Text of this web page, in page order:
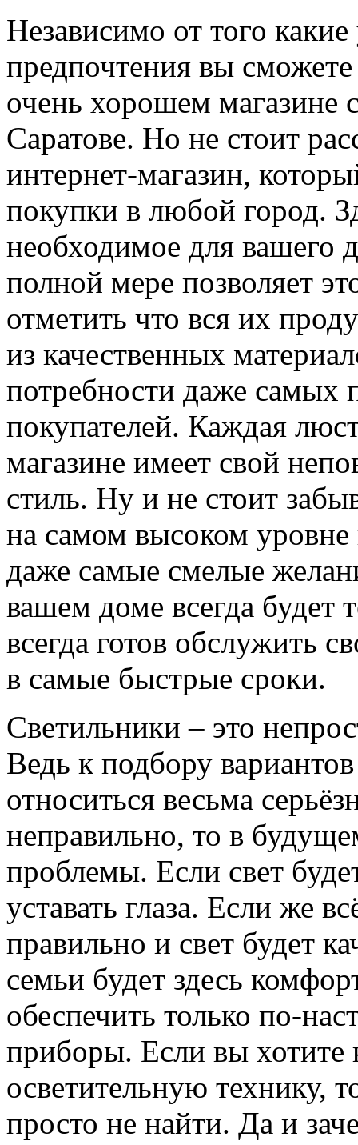
Независимо от того
предпочтения вы
очень хорошем магазине
Саратове. Но не стоит
интернет-магазин,
покупки в любой город.
необходимое для вашего
полной мере позволяет
отметить что вся их
из качественных
потребности даже самых
покупателей. Каждая
магазине имеет свой
стиль. Ну и не стоит
на самом высоком уровне
даже самые смелые
вашем доме всегда будет
всегда готов обслужить
в самые быстрые сроки.
Светильники – это
Ведь к подбору
относиться весьма
неправильно, то в
проблемы. Если свет
уставать глаза. Если же
правильно и свет будет
семьи будет здесь
обеспечить только по-
приборы. Если вы хотите
осветительную технику,
просто не найти. Да и